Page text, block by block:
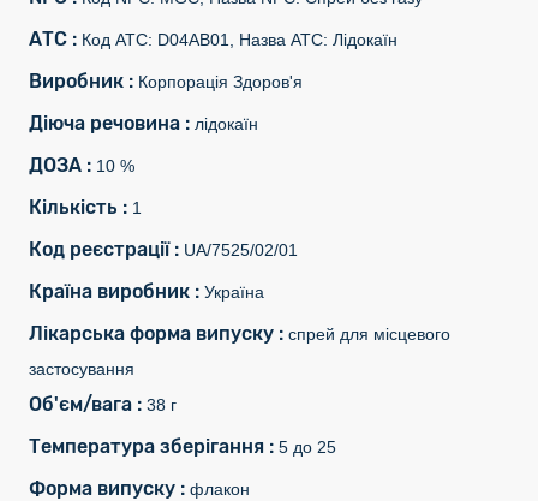
АТС : Код АТС: D04AB01, Назва АТС: Лідокаїн
Виробник : Корпорація Здоров'я
Діюча речовина : лідокаїн
ДОЗА : 10 %
Кількість : 1
Код реєстрації : UA/7525/02/01
Країна виробник : Україна
Лікарська форма випуску : спрей для місцевого
застосування
Об'єм/вага : 38 г
Температура зберігання : 5 до 25
Форма випуску : флакон